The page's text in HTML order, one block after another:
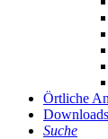
Örtliche
Downloads
Suche